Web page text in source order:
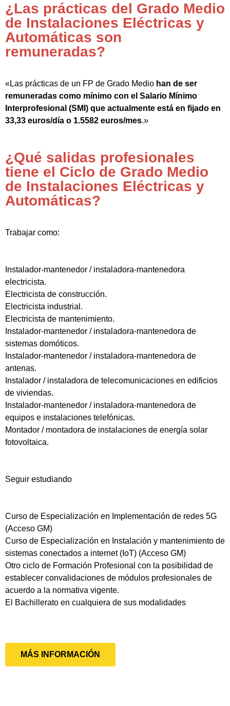
¿Las prácticas del Grado Medio
de Instalaciones Eléctricas y
Automáticas son
remuneradas?
«Las prácticas de un FP de Grado Medio han de ser
remuneradas como mínimo con el Salario Mínimo
Interprofesional (SMI) que actualmente está en fijado en
33,33 euros/día o 1.5582 euros/mes.»
¿Qué salidas profesionales
tiene el Ciclo de Grado Medio
de Instalaciones Eléctricas y
Automáticas?
Trabajar como:
Instalador-mantenedor / instaladora-mantenedora
electricista.
Electricista de construcción.
Electricista industrial.
Electricista de mantenimiento.
Instalador-mantenedor / instaladora-mantenedora de
sistemas domóticos.
Instalador-mantenedor / instaladora-mantenedora de
antenas.
Instalador / instaladora de telecomunicaciones en edificios
de viviendas.
Instalador-mantenedor / instaladora-mantenedora de
equipos e instalaciones telefónicas.
Montador / montadora de instalaciones de energía solar
fotovoltaica.
Seguir estudiando
Curso de Especialización en Implementación de redes 5G
(Acceso GM)
Curso de Especialización en Instalación y mantenimiento de
sistemas conectados a internet (IoT) (Acceso GM)
Otro ciclo de Formación Profesional con la posibilidad de
establecer convalidaciones de módulos profesionales de
acuerdo a la normativa vigente.
El Bachillerato en cualquiera de sus modalidades
MÁS INFORMACIÓN